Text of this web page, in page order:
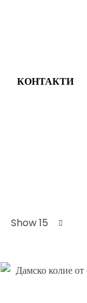
КОНТАКТИ
Show 15